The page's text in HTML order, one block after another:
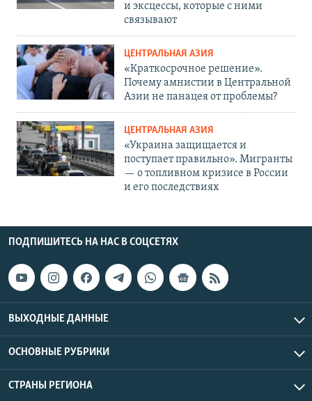
и эксцессы, которые с ними
связывают
ЦЕНТРАЛЬНАЯ АЗИЯ
«Краткосрочное решение».
Почему амнистии в Центральной
Азии не панацея от проблемы?
ЦЕНТРАЛЬНАЯ АЗИЯ
«Украина защищается и
поступает правильно». Мигранты
— о топливном кризисе в России
и его последствиях
ПОДПИШИТЕСЬ НА НАС В СОЦСЕТЯХ
ВЫХОДНЫЕ ДАННЫЕ
ОСНОВНЫЕ РУБРИКИ
СТРАНЫ РЕГИОНА